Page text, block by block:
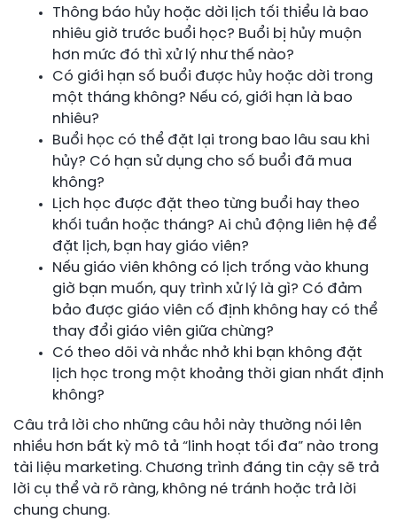
Thông báo hủy hoặc dời lịch tối thiểu là bao
nhiêu giờ trước buổi học? Buổi bị hủy muộn
hơn mức đó thì xử lý như thế nào?
Có giới hạn số buổi được hủy hoặc dời trong
một tháng không? Nếu có, giới hạn là bao
nhiêu?
Buổi học có thể đặt lại trong bao lâu sau khi
hủy? Có hạn sử dụng cho số buổi đã mua
không?
Lịch học được đặt theo từng buổi hay theo
khối tuần hoặc tháng? Ai chủ động liên hệ để
đặt lịch, bạn hay giáo viên?
Nếu giáo viên không có lịch trống vào khung
giờ bạn muốn, quy trình xử lý là gì? Có đảm
bảo được giáo viên cố định không hay có thể
thay đổi giáo viên giữa chừng?
Có theo dõi và nhắc nhở khi bạn không đặt
lịch học trong một khoảng thời gian nhất định
không?
Câu trả lời cho những câu hỏi này thường nói lên
nhiều hơn bất kỳ mô tả “linh hoạt tối đa” nào trong
tài liệu marketing. Chương trình đáng tin cậy sẽ trả
lời cụ thể và rõ ràng, không né tránh hoặc trả lời
chung chung.